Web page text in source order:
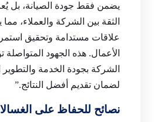
يضمن فقط جودة الصيانة، بل
الثقة بين الشركة والعملاء،
علاقات مستدامة وتحقيق
الأعمال. هذه الجهود المتواصلة
الشركة بجودة الخدمة والتطوير
لضمان تقديم أفضل النتائج.”
نصائح للحفاظ على